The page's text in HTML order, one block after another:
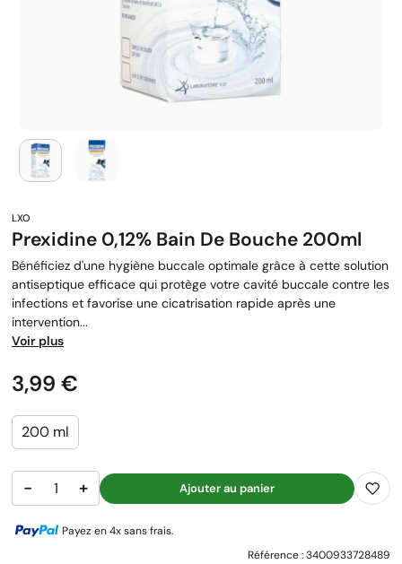
Prexidine 0,12% Bain De Bouche 200ml
Bénéficiez d'une hygiène buccale optimale grâce à cette solution
antiseptique efficace qui protège votre cavité buccale contre les
infections et favorise une cicatrisation rapide après une
intervention...
Voir plus
Prix
3,99 €
200 ml
− + Ajouter au panier
Payez en 4x sans frais.
Référence :3400933728489